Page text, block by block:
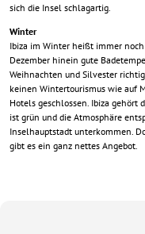
sich die Insel schlagartig.
Winter
Ibiza im Winter heißt immer
Dezember hinein gute
Weihnachten und Silvester
keinen Wintertourismus wie auf
Hotels geschlossen. Ibiza gehört
ist grün und die Atmosphäre
Inselhauptstadt unterkommen.
gibt es ein ganz nettes Angebot.